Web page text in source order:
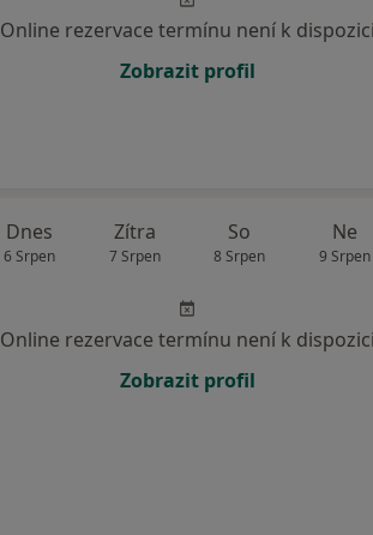
Online rezervace termínu není k dispozici
Zobrazit profil
Dnes
6 Srpen
Zítra
7 Srpen
So
8 Srpen
Ne
9 Srpen
Online rezervace termínu není k dispozici
Zobrazit profil